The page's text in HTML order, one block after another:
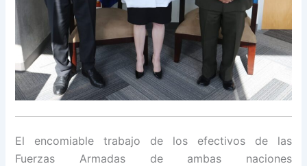
El encomiable trabajo de los efectivos de las
Fuerzas Armadas de ambas naciones